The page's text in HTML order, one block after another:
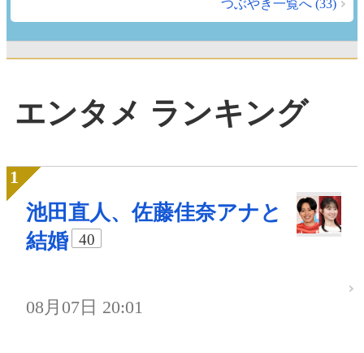
つぶやき一覧へ (33)
エンタメ ランキング
池田直人、佐藤佳奈アナと
結婚
40
08月07日 20:01